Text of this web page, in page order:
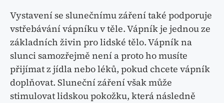
Vystavení se slunečnímu záření také podporuje
vstřebávání vápníku v těle. Vápník je jednou ze
základních živin pro lidské tělo. Vápník na
slunci samozřejmě není a proto ho musíte
přijímat z jídla nebo léků, pokud chcete vápník
doplňovat. Sluneční záření však může
stimulovat lidskou pokožku, která následně